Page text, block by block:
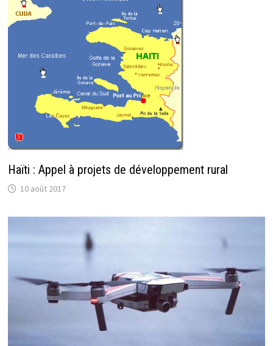
Haïti : Appel à projets de développement rural
10 août 2017